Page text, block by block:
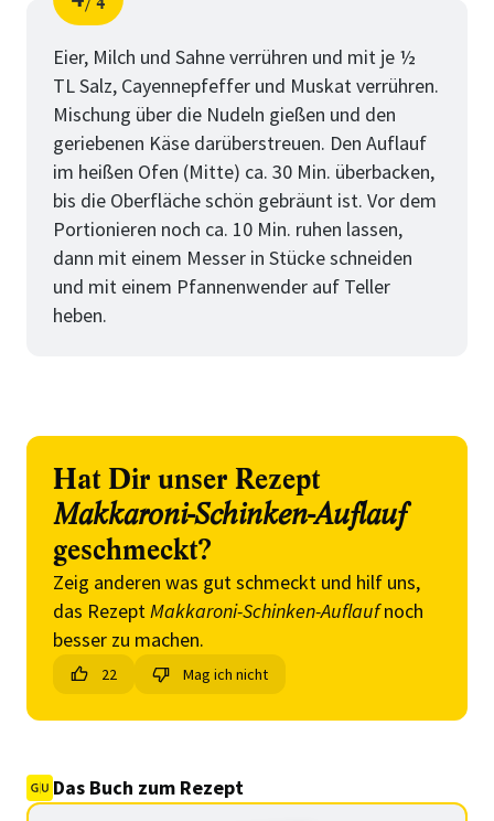
Schritt
von
Eier, Milch und Sahne verrühren und mit je ½
TL Salz, Cayennepfeffer und Muskat verrühren.
Mischung über die Nudeln gießen und den
geriebenen Käse darüberstreuen. Den Auflauf
im heißen Ofen (Mitte) ca. 30 Min. überbacken,
bis die Oberfläche schön gebräunt ist. Vor dem
Portionieren noch ca. 10 Min. ruhen lassen,
dann mit einem Messer in Stücke schneiden
und mit einem Pfannenwender auf Teller
heben.
Hat Dir unser Rezept
Makkaroni-Schinken-Auflauf
geschmeckt?
Zeig anderen was gut schmeckt und hilf uns,
das RezeptMakkaroni-Schinken-Auflaufnoch
besser zu machen.
22 Mag ich nicht
Das Buch zum Rezept